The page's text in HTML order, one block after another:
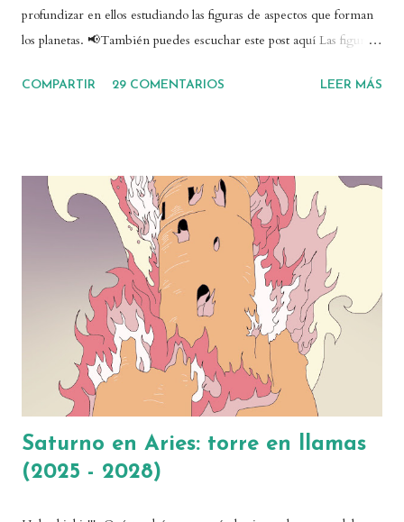
profundizar en ellos estudiando las figuras de aspectos que forman
los planetas. 📢También puedes escuchar este post aquí Las figuras
geométricas que dibujan los aspectos planetarios en el centro de
cuadraturas. Es una figura de aspectos tensa, disarmónica o
dinámica. En este caso, la tirantez de la oposición se canaliza de
forma rompedora y dura hacia el planeta que forma las cuadraturas,
sobre el que recae toda la tensión. Por eso, ese planeta será un
punto sensible de nuestra carta, y requerirá que trabajemos en él
intensamente, al menos en determinadas épocas. Por tanto, es una
COMPARTIR 29 COMENTARIOS LEER MÁS
Saturno en Aries: torre en llamas
(2025 - 2028)